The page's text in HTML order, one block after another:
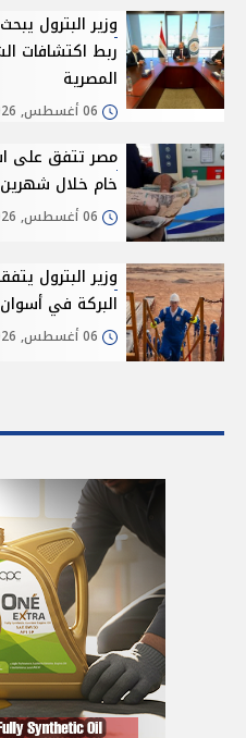
وزير البترول
ربط اكتشافات
المصرية
خام خلال شهرين
وزير البترول
البركة في أسوان